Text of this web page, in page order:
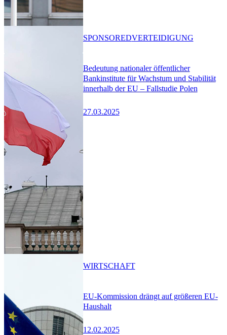
Bedeutung nationaler öffentlicher
Bankinstitute für Wachstum und Stabilität
innerhalb der EU – Fallstudie Polen
27.03.2025
SPONSOREDVERTEIDIGUNG
EU-Kommission drängt auf größeren EU-
Haushalt
12.02.2025
WIRTSCHAFT